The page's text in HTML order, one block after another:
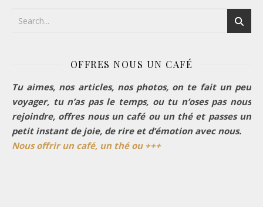
OFFRES NOUS UN CAFÉ
Tu aimes, nos articles, nos photos, on te fait un peu
voyager, tu n’as pas le temps, ou tu n’oses pas nous
rejoindre, offres nous un café ou un thé et passes un
petit instant de joie, de rire et d’émotion avec nous.
Nous offrir un café, un thé ou +++